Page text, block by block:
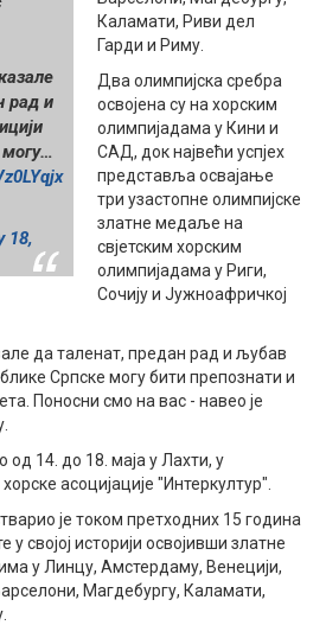
рад и
18,
Каламати, Риви дел
Гарди и Риму.
Два олимпијска сребра
освојена су на хорским
олимпијадама у Кини и
САД, док највећи успјех
представља освајање
три узастопне олимпијске
златне медаље на
свјетским хорским
олимпијадама у Риги,
Сочију и Јужноафричкој
да таленат, предан рад и љубав
Српске могу бити препознати и
Поносни смо на вас - навео је
14. до 18. маја у Лахти, у
асоцијације "Интеркултур".
је током претходних 15 година
у својој историји освојивши златне
у Линцу, Амстердаму, Венецији,
Магдебургу, Каламати,